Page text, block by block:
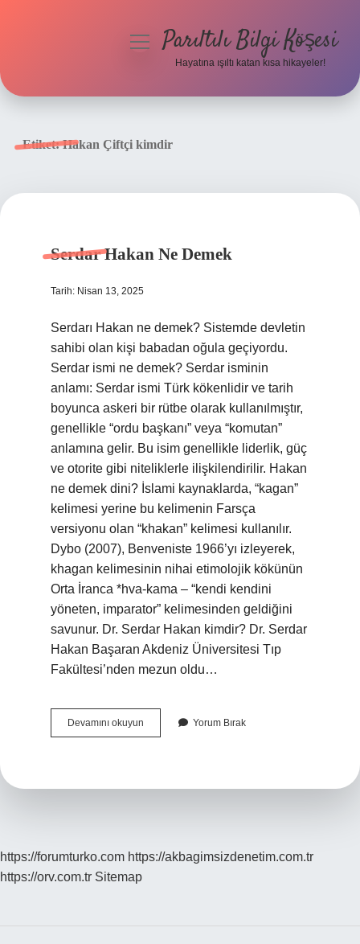
menüyüParıltılı Bilgi Köşesi
Hayatına ışıltı katan kısa hikayeler!
Etiket:Hakan Çiftçi kimdir
Serdar Hakan Ne Demek
Tarih: Nisan 13, 2025
Serdarı Hakan ne demek? Sistemde devletin
sahibi olan kişi babadan oğula geçiyordu.
Serdar ismi ne demek? Serdar isminin
anlamı: Serdar ismi Türk kökenlidir ve tarih
boyunca askeri bir rütbe olarak kullanılmıştır,
genellikle “ordu başkanı” veya “komutan”
anlamına gelir. Bu isim genellikle liderlik, güç
ve otorite gibi niteliklerle ilişkilendirilir. Hakan
ne demek dini? İslami kaynaklarda, “kagan”
kelimesi yerine bu kelimenin Farsça
versiyonu olan “khakan” kelimesi kullanılır.
Dybo (2007), Benveniste 1966’yı izleyerek,
khagan kelimesinin nihai etimolojik kökünün
Orta İranca *hva-kama – “kendi kendini
yöneten, imparator” kelimesinden geldiğini
savunur. Dr. Serdar Hakan kimdir? Dr. Serdar
Hakan Başaran Akdeniz Üniversitesi Tıp
Fakültesi’nden mezun oldu…
Devamını okuyun
Hakan
Yorum Bırak
https://forumturko.com https://akbagimsizdenetim.com.tr
https://orv.com.tr Sitemap